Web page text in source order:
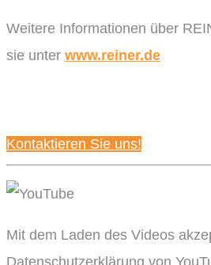
Weitere Informationen über
sie unter www.reiner.de
Kontaktieren Sie uns!
Mit dem Laden des Videos
Datenschutzerklärung von